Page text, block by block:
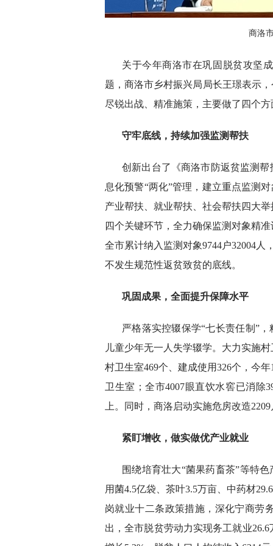
商洛
关于今年商洛市在巩固脱贫攻坚
题，商洛市乡村振兴局局长王璟表示
尽锐出战、精准施策，主要做了四个方
守牢底线，持续加强监测帮扶
创新出台了《商洛市防返贫监测帮
息化预警“两化”管理，建立重点监测
产业帮扶、就业帮扶、社会帮扶四大
四个关键环节，全力确保监测对象精
全市累计纳入监测对象9744户32004人
不发生规范性返贫致贫的底线。
巩固成果，全面提升保障水平
严格落实控辍保学“七长责任制”
儿童少年无一人失学辍学。大力实施
村卫生室469个、建成使用326个，今
卫生室；全市4007眼直饮水窖已消除
上。同时，商洛启动实施危房改造
紧盯增收，做实做优产业就业
围绕培育壮大“菌果药畜茶”等特
用菌4.5亿袋、茶叶3.5万亩、中药材
岗就业十二条政策措施，深化宁商劳
出，全市脱贫劳动力实现务工就业